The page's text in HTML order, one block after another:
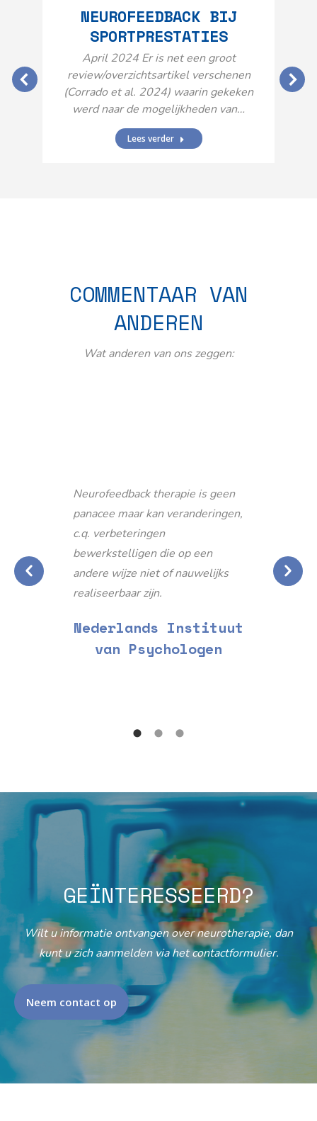
NEUROFEEDBACK BIJ
SPORTPRESTATIES
April 2024 Er is net een groot
review/overzichtsartikel verschenen
(Corrado et al. 2024) waarin gekeken
werd naar de mogelijkheden van…
Lees verder
COMMENTAAR VAN
ANDEREN
Wat anderen van ons zeggen:
Neurofeedback therapie is geen
panacee maar kan veranderingen,
c.q. verbeteringen
bewerkstelligen die op een
andere wijze niet of nauwelijks
realiseerbaar zijn.
Nederlands Instituut
van Psychologen
GEÏNTERESSEERD?
Wilt u informatie ontvangen over neurotherapie, dan
kunt u zich aanmelden via het contactformulier.
Neem contact op